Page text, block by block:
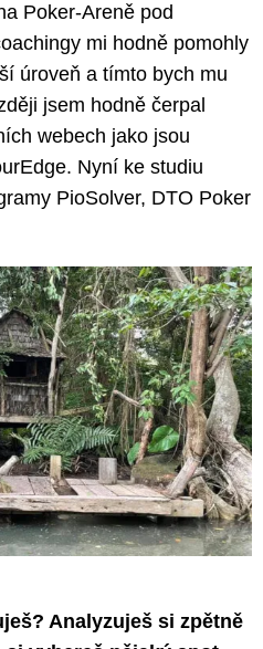
Poker-Areně pod
mi hodně pomohly
úroveň a tímto bych mu
jsem hodně čerpal
webech jako jsou
Nyní ke studiu
PioSolver, DTO Poker
Analyzuješ si zpětně